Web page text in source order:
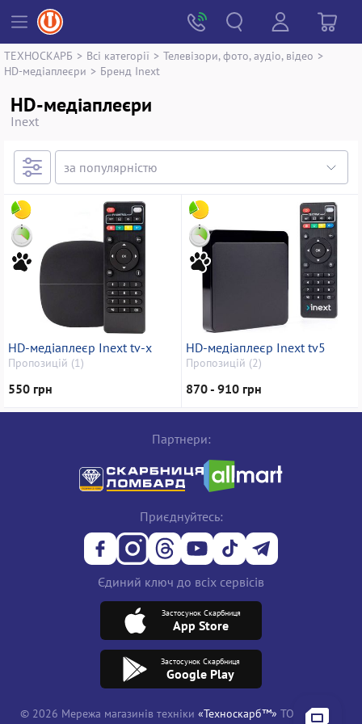
ТЕХНОСКАРБ > Всі категорії > Телевізори, фото, аудіо, відео >
HD-медіаплеєри > Бренд Inext
HD-медіаплеєри
Inext
HD-медіаплеєр Inext tv-x
Пропозицій (1)
550 грн
HD-медіаплеєр Inext tv5
Пропозицій (2)
870 - 910 грн
Партнери:
Приєднуйтесь:
Єдиний ключ до всіх сервісів
Застосунок Скарбниця
App Store
Застосунок Скарбниця
Google Play
© 2026 Мережа магазинів техніки «Техноскарб™» ТОВ "ТРЕЙД